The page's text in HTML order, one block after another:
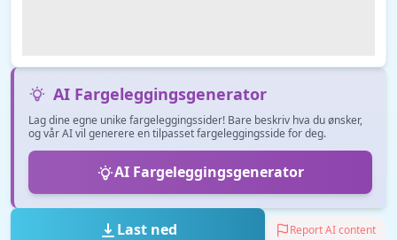
AI Fargeleggingsgenerator
Lag dine egne unike fargeleggingssider! Bare beskriv hva du ønsker,
og vår AI vil generere en tilpasset fargeleggingsside for deg.
AI Fargeleggingsgenerator
Last ned Report AI content